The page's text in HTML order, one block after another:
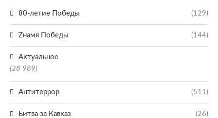
80-летие Победы (129)
Zнамя Победы (144)
Актуальное
(28 989)
Антитеррор (511)
Битва за Кавказ (26)